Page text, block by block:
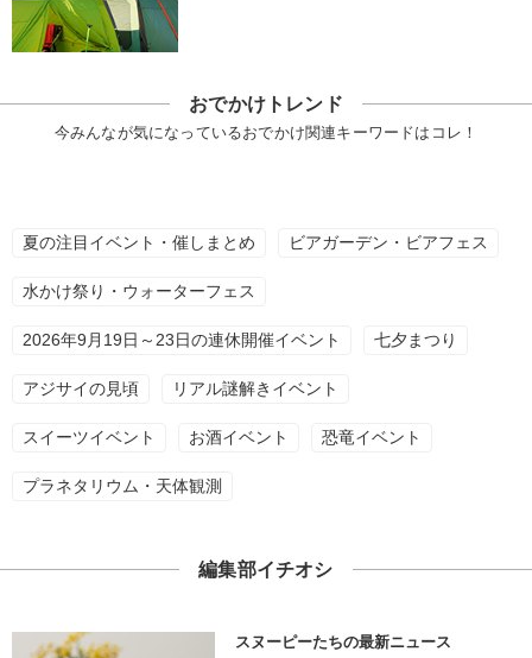
おでかけトレンド
今みんなが気になっているおでかけ関連キーワードはコレ！
夏の注目イベント・催しまとめ ビアガーデン・ビアフェス
水かけ祭り・ウォーターフェス
2026年9月19日～23日の連休開催イベント 七夕まつり
アジサイの見頃 リアル謎解きイベント
スイーツイベント お酒イベント 恐竜イベント
プラネタリウム・天体観測
編集部イチオシ
スヌーピーたちの最新ニュース